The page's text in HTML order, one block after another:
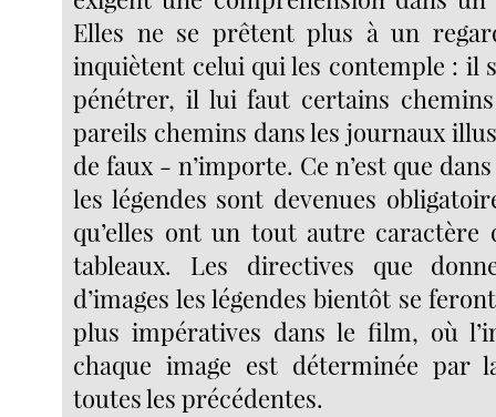
Elles ne se prêtent plus à un
inquiètent celui qui les contemple : il
pénétrer, il lui faut certains
pareils chemins dans les journaux
de faux - n’importe. Ce n’est que
les légendes sont devenues
qu’elles ont un tout autre caractère
tableaux. Les directives que
d’images les légendes bientôt se
plus impératives dans le film, où
chaque image est déterminée par
toutes les précédentes.